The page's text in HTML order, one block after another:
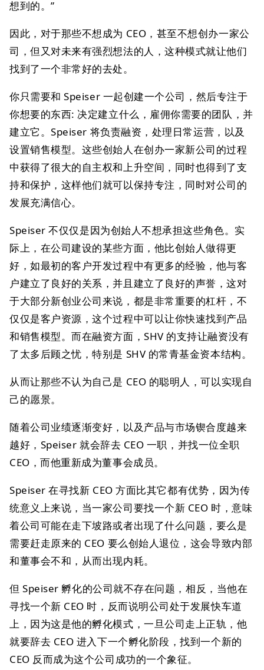
想到的。”
因此，对于那些不想成为 CEO，甚至不想创办一家公
司，但又对未来有强烈想法的人，这种模式就让他们
找到了一个非常好的去处。
你只需要和 Speiser 一起创建一个公司，然后专注于
你想要的东西: 决定建立什么，雇佣你需要的团队，并
建立它。Speiser 将负责融资，处理日常运营，以及
设置销售模型。这些创始人在创办一家新公司的过程
中获得了很大的自主权和上升空间，同时也得到了支
持和保护，这样他们就可以保持专注，同时对公司的
发展充满信心。
Speiser 不仅仅是因为创始人不想承担这些角色。实
际上，在公司建设的某些方面，他比创始人做得更
好，如最初的客户开发过程中有更多的经验，他与客
户建立了良好的关系，并且建立了良好的声誉，这对
于大部分新创业公司来说，都是非常重要的杠杆，不
仅仅是客户资源，这个过程中可以让你快速找到产品
和销售模型。而在融资方面，SHV 的支持让融资没有
了太多后顾之忧，特别是 SHV 的常青基金资本结构。
从而让那些不认为自己是 CEO 的聪明人，可以实现自
己的愿景。
随着公司业绩逐渐变好，以及产品与市场锲合度越来
越好，Speiser 就会辞去 CEO 一职，并找一位全职
CEO，而他重新成为董事会成员。
Speiser 在寻找新 CEO 方面比其它都有优势，因为传
统意义上来说，当一家公司要找一个新 CEO 时，意味
着公司可能在走下坡路或者出现了什么问题，要么是
需要赶走原来的 CEO 要么创始人退位，这会导致内部
和董事会不和，从而出现内耗。
但 Speiser 孵化的公司就不存在问题，相反，当他在
寻找一个新 CEO 时，反而说明公司处于发展快车道
上，因为这是他的孵化模式，一旦公司走上正轨，他
就要辞去 CEO 进入下一个孵化阶段，找到一个新的
CEO 反而成为这个公司成功的一个象征。